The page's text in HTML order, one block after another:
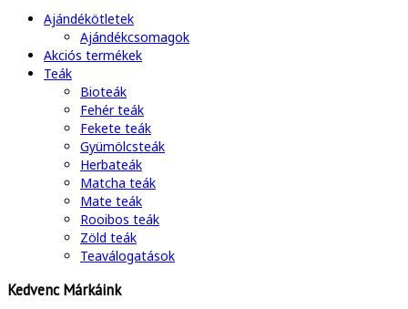
Ajándékötletek
Ajándékcsomagok
Akciós termékek
Teák
Bioteák
Fehér teák
Fekete teák
Gyümölcsteák
Herbateák
Matcha teák
Mate teák
Rooibos teák
Zöld teák
Teaválogatások
Kedvenc Márkáink